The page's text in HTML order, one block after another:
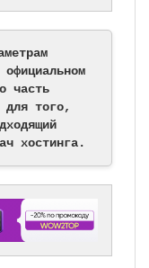
часть
для того,
хостинга.